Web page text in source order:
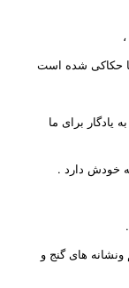
حکاکی شده است
یادگار برای ما
خودش دارد .
های گنج و